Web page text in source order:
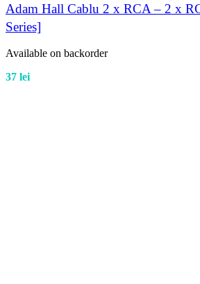
Adam Hall Cablu 2 x RCA – 2 x
Series]
Available on backorder
37 lei